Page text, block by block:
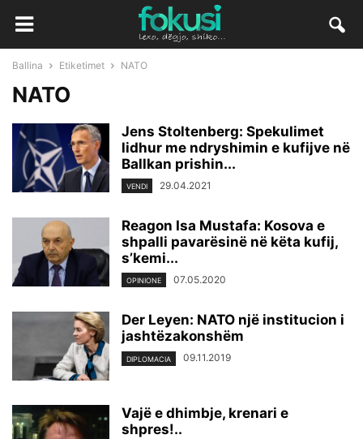
Ballina Etiketimet NATO
NATO
Jens Stoltenberg: Spekulimet
lidhur me ndryshimin e kufijve në
Ballkan prishin...
VENDI 29.04.2021
Reagon Isa Mustafa: Kosova e
shpalli pavarësinë në këta kufij,
s’kemi...
OPINIONE 07.05.2020
​Der Leyen: NATO një institucion i
jashtëzakonshëm
DIPLOMACIA 09.11.2019
Vajë e dhimbje, krenari e
shpres!..